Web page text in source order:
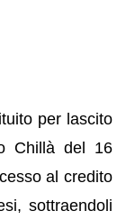
per lascito
Chillà del 16
al credito
sottraendoli